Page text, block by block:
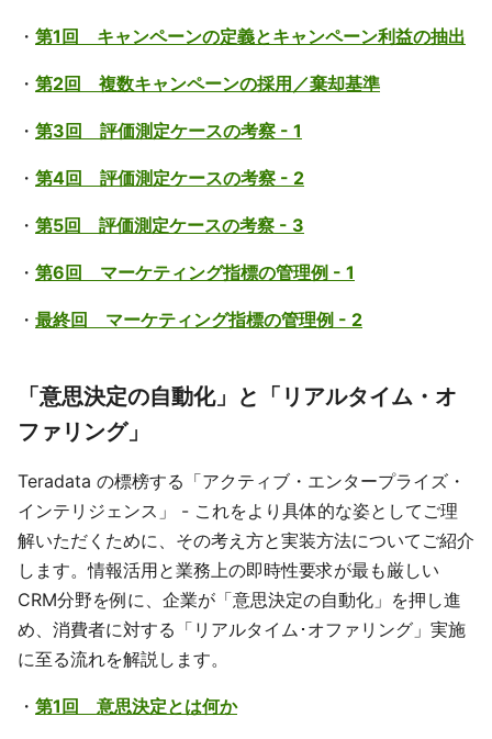
・ 第1回 キャンペーンの定義とキャンペーン利益の抽出
・ 第2回 複数キャンペーンの採用／棄却基準
・ 第3回 評価測定ケースの考察 - 1
・ 第4回 評価測定ケースの考察 - 2
・ 第5回 評価測定ケースの考察 - 3
・ 第6回 マーケティング指標の管理例 - 1
・ 最終回 マーケティング指標の管理例 - 2
「意思決定の自動化」と「リアルタイム・オ
ファリング」
Teradata の標榜する「アクティブ・エンタープライズ・
インテリジェンス」 - これをより具体的な姿としてご理
解いただくために、その考え方と実装方法についてご紹介
します。情報活用と業務上の即時性要求が最も厳しい
CRM分野を例に、企業が「意思決定の自動化」を押し進
め、消費者に対する「リアルタイム･オファリング」実施
に至る流れを解説します。
・ 第1回 意思決定とは何か